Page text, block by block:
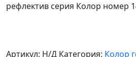
рефлектив серия Колор номер
Артикул: Н/Д Категория: Колор